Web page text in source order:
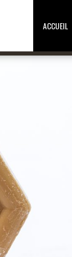
ACCUEIL